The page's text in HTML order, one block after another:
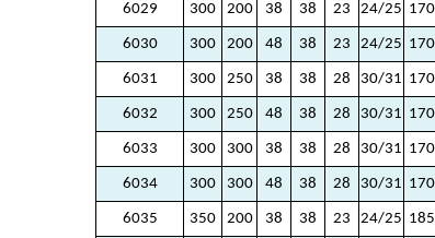
6029 300 200 38 38 23 24/25 170
6030 300 200 48 38 23 24/25 170
6031 300 250 38 38 28 30/31 170
6032 300 250 48 38 28 30/31 170
6033 300 300 38 38 28 30/31 170
6034 300 300 48 38 28 30/31 170
6035 350 200 38 38 23 24/25 185